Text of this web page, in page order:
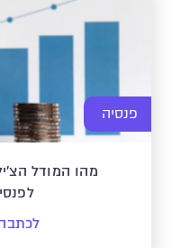
פנסיה
מהו המודל